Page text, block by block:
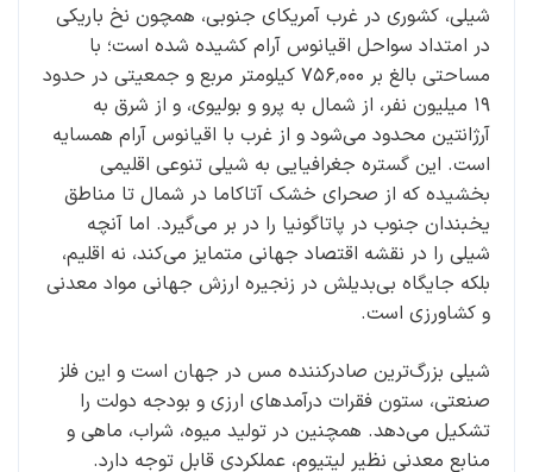
شیلی، کشوری در غرب آمریکای جنوبی، همچون نخ باریکی
در امتداد سواحل اقیانوس آرام کشیده شده است؛ با
مساحتی بالغ بر ۷۵۶٬۰۰۰ کیلومتر مربع و جمعیتی در حدود
۱۹ میلیون نفر، از شمال به پرو و بولیوی، و از شرق به
آرژانتین محدود می‌شود و از غرب با اقیانوس آرام همسایه
است. این گستره جغرافیایی به شیلی تنوعی اقلیمی
بخشیده که از صحرای خشک آتاکاما در شمال تا مناطق
یخبندان جنوب در پاتاگونیا را در بر می‌گیرد. اما آنچه
شیلی را در نقشه اقتصاد جهانی متمایز می‌کند، نه اقلیم،
بلکه جایگاه بی‌بدیلش در زنجیره ارزش جهانی مواد معدنی
و کشاورزی است.
شیلی بزرگ‌ترین صادرکننده مس در جهان است و این فلز
صنعتی، ستون فقرات درآمدهای ارزی و بودجه دولت را
تشکیل می‌دهد. همچنین در تولید میوه، شراب، ماهی و
منابع معدنی نظیر لیتیوم، عملکردی قابل توجه دارد.